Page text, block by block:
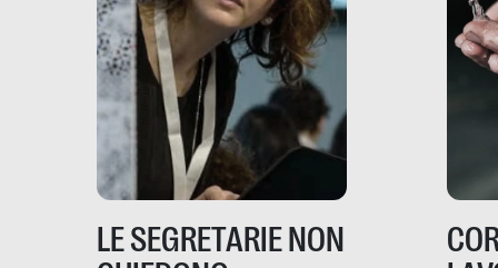
LE SEGRETARIE NON